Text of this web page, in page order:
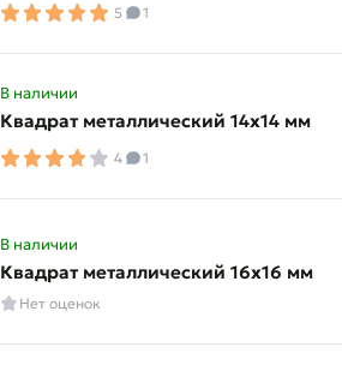
5 1
В наличии
Квадрат металлический 14х14 мм
4 1
В наличии
Квадрат металлический 16х16 мм
Нет оценок